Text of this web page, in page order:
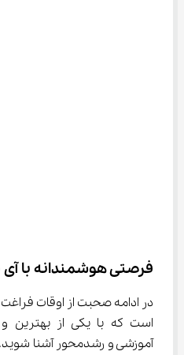
فرصتی هوشمندانه با
در ادامه صحبت از اوقات
آموزشی و رشدمحور آشنا